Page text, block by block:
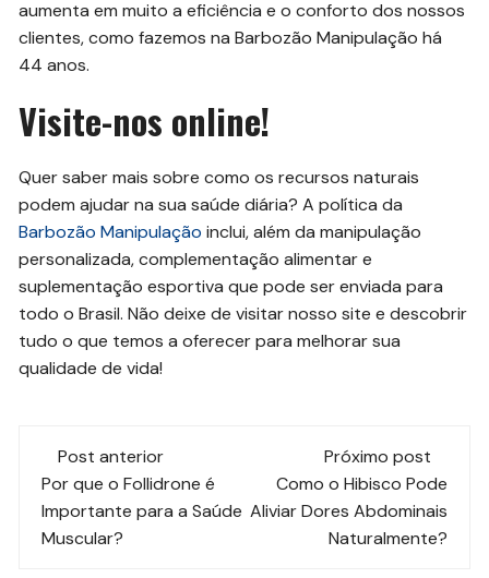
aumenta em muito a eficiência e o conforto dos nossos
clientes, como fazemos na Barbozão Manipulação há
44 anos.
Visite-nos online!
Quer saber mais sobre como os recursos naturais
podem ajudar na sua saúde diária? A política da
Barbozão Manipulação inclui, além da manipulação
personalizada, complementação alimentar e
suplementação esportiva que pode ser enviada para
todo o Brasil. Não deixe de visitar nosso site e descobrir
tudo o que temos a oferecer para melhorar sua
qualidade de vida!
Navegação
de
post
Post anterior
Por que o Follidrone é
Importante para a Saúde
Muscular?
Próximo post
Como o Hibisco Pode
Aliviar Dores Abdominais
Naturalmente?